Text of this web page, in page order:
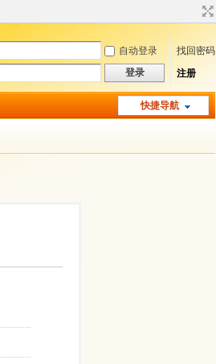
自动登录
找回密码
登录 注册
快捷导航